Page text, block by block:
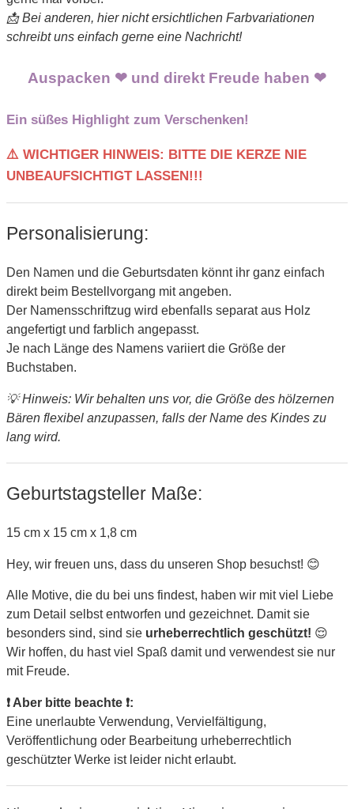
📩 Bei anderen, hier nicht ersichtlichen Farbvariationen
schreibt uns einfach gerne eine Nachricht!
Auspacken ❤ und direkt Freude haben ❤
Ein süßes Highlight zum Verschenken!
⚠️ WICHTIGER HINWEIS: BITTE DIE KERZE NIE
UNBEAUFSICHTIGT LASSEN!!!
Personalisierung:
Den Namen und die Geburtsdaten könnt ihr ganz einfach
direkt beim Bestellvorgang mit angeben.
Der Namensschriftzug wird ebenfalls separat aus Holz
angefertigt und farblich angepasst.
Je nach Länge des Namens variiert die Größe der
Buchstaben.
💡 Hinweis: Wir behalten uns vor, die Größe des hölzernen
Bären flexibel anzupassen, falls der Name des Kindes zu
lang wird.
Geburtstagsteller Maße:
15 cm x 15 cm x 1,8 cm
Hey, wir freuen uns, dass du unseren Shop besuchst! 😊
Alle Motive, die du bei uns findest, haben wir mit viel Liebe
zum Detail selbst entworfen und gezeichnet. Damit sie
besonders sind, sind sie urheberrechtlich geschützt! 😌
Wir hoffen, du hast viel Spaß damit und verwendest sie nur
mit Freude.
❗ Aber bitte beachte ❗:
Eine unerlaubte Verwendung, Vervielfältigung,
Veröffentlichung oder Bearbeitung urheberrechtlich
geschützter Werke ist leider nicht erlaubt.